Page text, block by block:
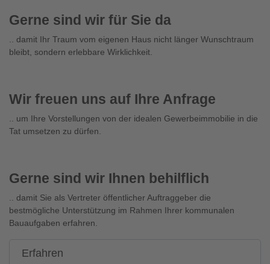
Gerne sind wir für Sie da
.. damit Ihr Traum vom eigenen Haus nicht länger Wunschtraum
bleibt, sondern erlebbare Wirklichkeit.
Wir freuen uns auf Ihre Anfrage
.. um Ihre Vorstellungen von der idealen Gewerbeimmobilie in die
Tat umsetzen zu dürfen.
Gerne sind wir Ihnen behilflich
.. damit Sie als Vertreter öffentlicher Auftraggeber die
bestmögliche Unterstützung im Rahmen Ihrer kommunalen
Bauaufgaben erfahren.
Erfahren